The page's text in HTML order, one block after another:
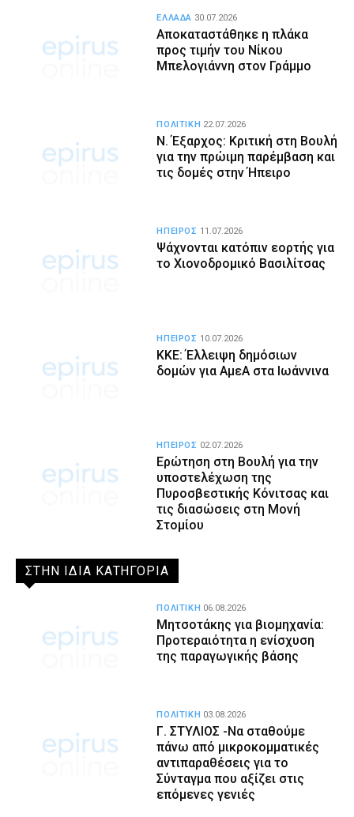
Αποκαταστάθηκε η πλάκα
προς τιμήν του Νίκου
Μπελογιάννη στον Γράμμο
ΕΛΛΑΔΑ 30.07.2026
Ν. Έξαρχος: Κριτική στη Βουλή
για την πρώιμη παρέμβαση και
τις δομές στην Ήπειρο
ΠΟΛΙΤΙΚΗ 22.07.2026
Ψάχνονται κατόπιν εορτής για
το Χιονοδρομικό Βασιλίτσας
ΗΠΕΙΡΟΣ 11.07.2026
ΚΚΕ: Έλλειψη δημόσιων
δομών για ΑμεΑ στα Ιωάννινα
ΗΠΕΙΡΟΣ 10.07.2026
Ερώτηση στη Βουλή για την
υποστελέχωση της
Πυροσβεστικής Κόνιτσας και
τις διασώσεις στη Μονή
Στομίου
ΗΠΕΙΡΟΣ 02.07.2026
ΣΤΗΝ ΙΔΙΑ ΚΑΤΗΓΟΡΙΑ
Μητσοτάκης για βιομηχανία:
Προτεραιότητα η ενίσχυση
της παραγωγικής βάσης
ΠΟΛΙΤΙΚΗ 06.08.2026
Γ. ΣΤΥΛΙΟΣ -Να σταθούμε
πάνω από μικροκομματικές
αντιπαραθέσεις για το
Σύνταγμα που αξίζει στις
επόμενες γενιές
ΠΟΛΙΤΙΚΗ 03.08.2026